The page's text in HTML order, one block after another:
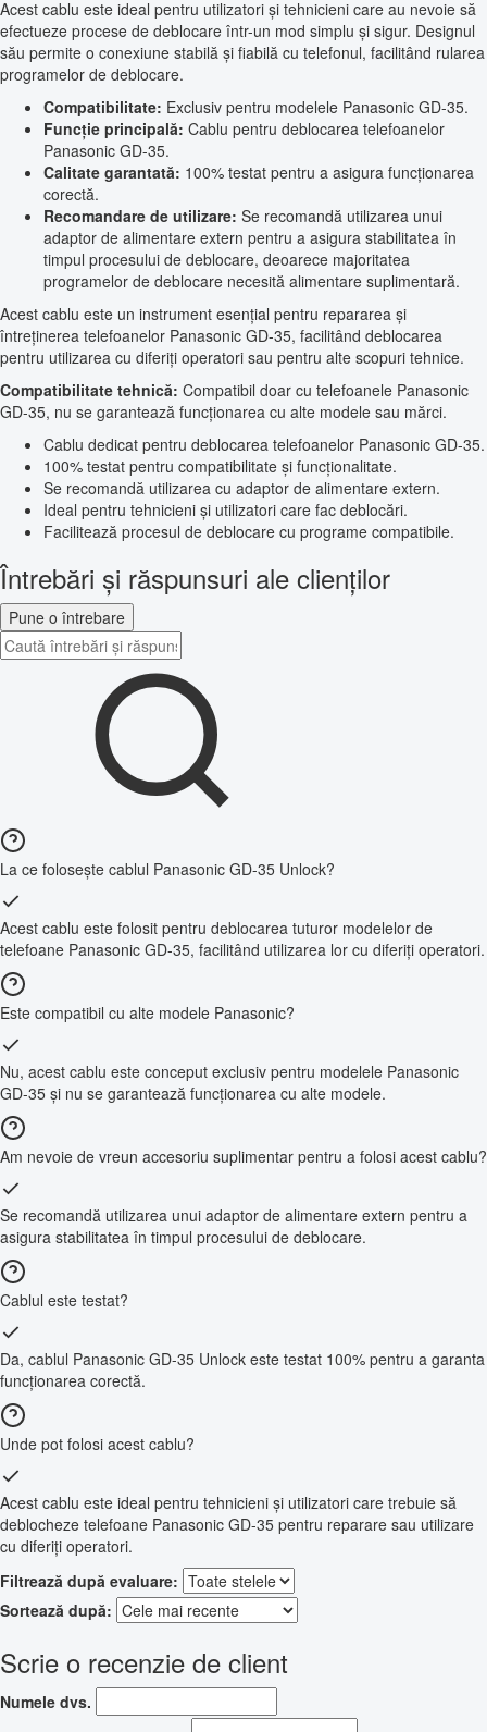
Acest cablu este ideal pentru utilizatori și tehnicieni care au nevoie să
efectueze procese de deblocare într-un mod simplu și sigur. Designul
său permite o conexiune stabilă și fiabilă cu telefonul, facilitând rularea
programelor de deblocare.
Compatibilitate: Exclusiv pentru modelele Panasonic GD-35.
Funcție principală: Cablu pentru deblocarea telefoanelor
Panasonic GD-35.
Calitate garantată: 100% testat pentru a asigura funcționarea
corectă.
Recomandare de utilizare: Se recomandă utilizarea unui
adaptor de alimentare extern pentru a asigura stabilitatea în
timpul procesului de deblocare, deoarece majoritatea
programelor de deblocare necesită alimentare suplimentară.
Acest cablu este un instrument esențial pentru repararea și
întreținerea telefoanelor Panasonic GD-35, facilitând deblocarea
pentru utilizarea cu diferiți operatori sau pentru alte scopuri tehnice.
Compatibilitate tehnică: Compatibil doar cu telefoanele Panasonic
GD-35, nu se garantează funcționarea cu alte modele sau mărci.
Cablu dedicat pentru deblocarea telefoanelor Panasonic GD-35.
100% testat pentru compatibilitate și funcționalitate.
Se recomandă utilizarea cu adaptor de alimentare extern.
Ideal pentru tehnicieni și utilizatori care fac deblocări.
Facilitează procesul de deblocare cu programe compatibile.
Întrebări și răspunsuri ale clienților
Pune o întrebare
La ce folosește cablul Panasonic GD-35 Unlock?
Acest cablu este folosit pentru deblocarea tuturor modelelor de
telefoane Panasonic GD-35, facilitând utilizarea lor cu diferiți operatori.
Este compatibil cu alte modele Panasonic?
Nu, acest cablu este conceput exclusiv pentru modelele Panasonic
GD-35 și nu se garantează funcționarea cu alte modele.
Am nevoie de vreun accesoriu suplimentar pentru a folosi acest cablu?
Se recomandă utilizarea unui adaptor de alimentare extern pentru a
asigura stabilitatea în timpul procesului de deblocare.
Cablul este testat?
Da, cablul Panasonic GD-35 Unlock este testat 100% pentru a garanta
funcționarea corectă.
Unde pot folosi acest cablu?
Acest cablu este ideal pentru tehnicieni și utilizatori care trebuie să
deblocheze telefoane Panasonic GD-35 pentru reparare sau utilizare
cu diferiți operatori.
Filtrează după evaluare:
Sortează după:
Scrie o recenzie de client
Numele dvs.